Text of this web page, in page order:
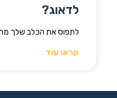
לדאוג?
לתפוס את הכלב שלך
קראו עוד